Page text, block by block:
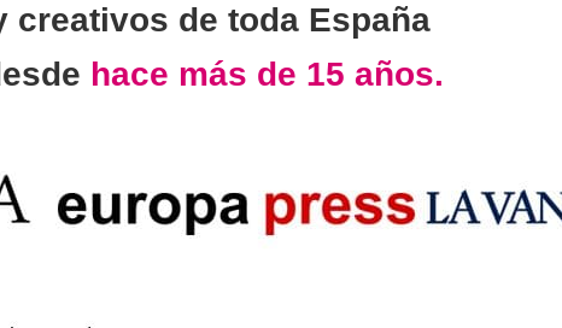
creativos de toda España
hace más de 15 años.